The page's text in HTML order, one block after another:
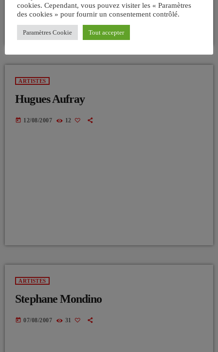
ARTISTES
Hugues Aufray
today 12/08/2007 12
ARTISTES
Stephane Mondino
today 07/08/2007 31
cookies. Cependant, vous pouvez visiter les « Paramètres
des cookies » pour fournir un consentement contrôlé.
Paramètres Cookie Tout accepter